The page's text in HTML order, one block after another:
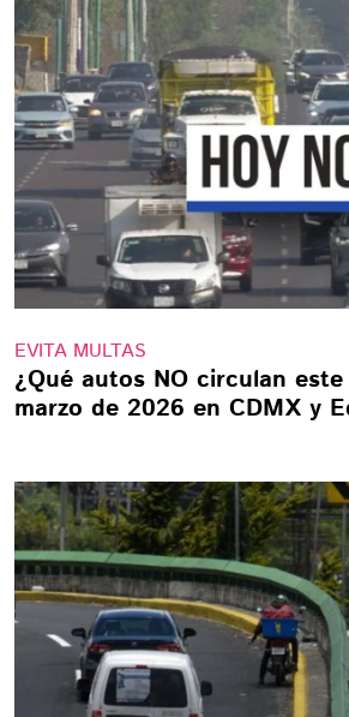
EVITA MULTAS
¿Qué autos NO circulan
marzo de 2026 en CDMX y